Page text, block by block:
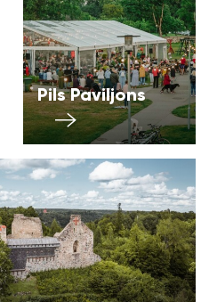
Pils Paviljons